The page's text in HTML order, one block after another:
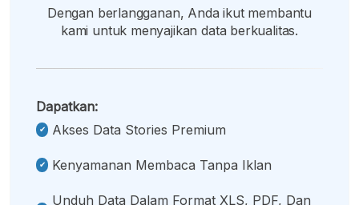
Dengan berlangganan, Anda ikut membantu
kami untuk menyajikan data berkualitas.
Dapatkan:
Akses Data Stories Premium
Kenyamanan Membaca Tanpa Iklan
Unduh Data Dalam Format XLS, PDF, Dan